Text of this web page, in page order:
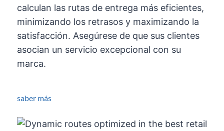
calculan las rutas de entrega más eficientes,
minimizando los retrasos y maximizando la
satisfacción. Asegúrese de que sus clientes
asocian un servicio excepcional con su
marca.
saber más